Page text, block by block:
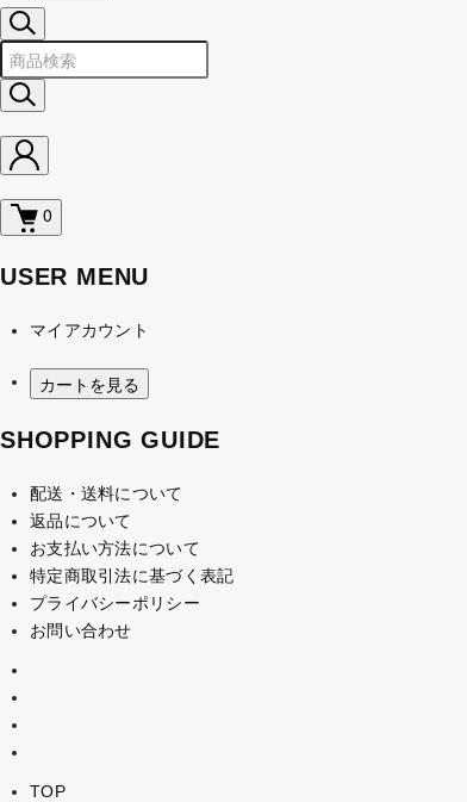
0
USER MENU
マイアカウント
カートを見る
SHOPPING GUIDE
配送・送料について
返品について
お支払い方法について
特定商取引法に基づく表記
プライバシーポリシー
お問い合わせ
TOP